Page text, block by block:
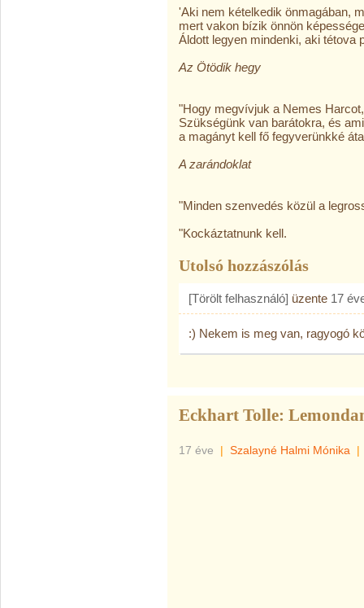
'Aki nem kételkedik önmagában,
mert vakon bízik önnön
Áldott legyen mindenki, aki tétova
Az Ötödik hegy
"Hogy megvívjuk a Nemes
Szükségünk van barátokra, és
a magányt kell fő fegyverünkké
A zarándoklat
"Minden szenvedés közül a
"Kockáztatnunk kell.
Utolsó hozzászólás
[Törölt felhasználó] üzente 17
:) Nekem is meg van, ragyogó
Eckhart Tolle:
17 éve | Szalayné Halmi Mónika |